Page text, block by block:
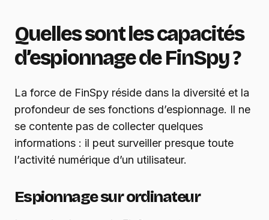
Quelles sont les capacités
d’espionnage de FinSpy ?
La force de FinSpy réside dans la diversité et la
profondeur de ses fonctions d’espionnage. Il ne
se contente pas de collecter quelques
informations : il peut surveiller presque toute
l’activité numérique d’un utilisateur.
Espionnage sur ordinateur